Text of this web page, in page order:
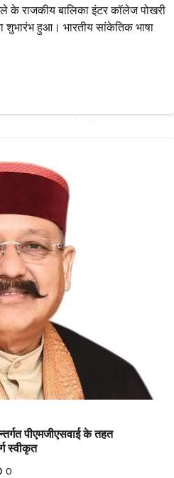
के राजकीय बालिका इंटर कॉलेज पोखरी
शुभारंभ हुआ। भारतीय सांकेतिक भाषा
पीएमजीएसवाई के तहत
स्वीकृत
0